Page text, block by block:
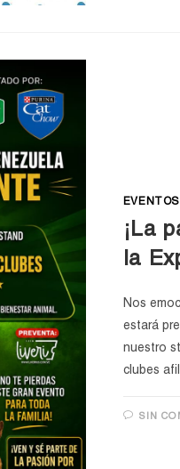
EVENTOS
¡La
la
Nos
estará
nuestro
clubes
SIN